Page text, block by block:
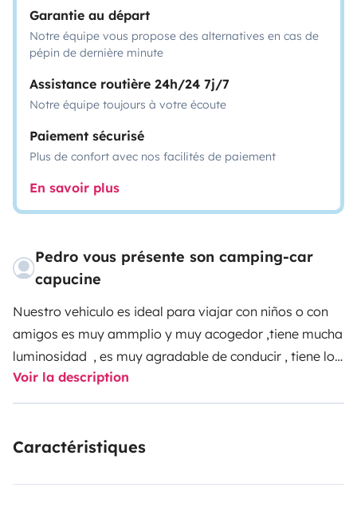
Garantie au départ
Notre équipe vous propose des alternatives en cas de
pépin de dernière minute
Assistance routière 24h/24 7j/7
Notre équipe toujours à votre écoute
Paiement sécurisé
Plus de confort avec nos facilités de paiement
En savoir plus
Pedro vous présente son camping-car
capucine
Nuestro vehiculo es ideal para viajar con niños o con
amigos es muy ammplio y muy acogedor ,tiene mucha
luminosidad , es muy agradable de conducir , tiene los
neumaticos recien cambiados y la recarga del aire
acondicionado ,tambien dispongo de garaje para
recomendable !
Voir la description
Caractéristiques